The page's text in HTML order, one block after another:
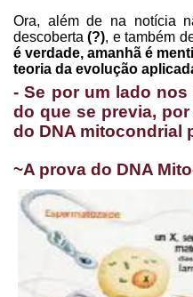
Ora, além de na notícia
descoberta(?), e também
é verdade, amanhã é
teoria da evolução
- Se por um lado
do que se previa,
do DNA mitocondrial
~A prova do DNA